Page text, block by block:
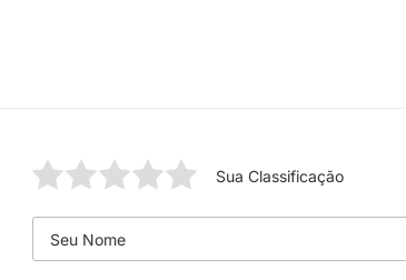
Sua Classificação